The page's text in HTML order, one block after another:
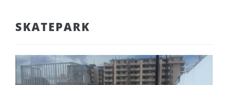
SKATEPARK